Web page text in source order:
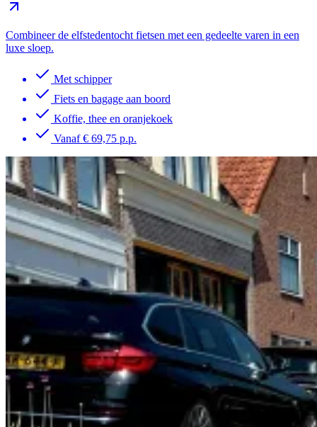
Combineer de elfstedentocht fietsen met een gedeelte varen in een
luxe sloep.
Met schipper
Fiets en bagage aan boord
Koffie, thee en oranjekoek
Vanaf € 69,75 p.p.